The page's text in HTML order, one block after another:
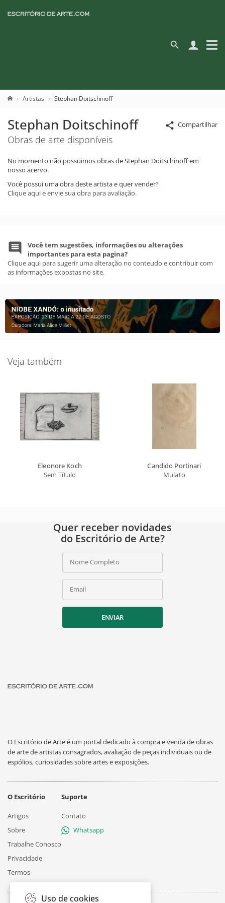
Artistas Stephan Doitschinoff
Compartilhar
Stephan Doitschinoff
Obras de arte disponíveis
No momento não possuimos obras de Stephan Doitschinoff em
nosso acervo.
Você possui uma obra deste artista e quer vender?
Clique aqui e envie sua obra para avaliação.
Você tem sugestões, informações ou alterações
importantes para esta pagina?
Clique aqui para sugerir uma alteração no conteudo e contribuir com
as informações expostas no site.
Veja também
Eleonore Koch
Sem Título
Candido Portinari
Mulato
Quer receber novidades
do Escritório de Arte?
Nome Completo
Email
ENVIAR
O Escritório de Arte é um portal dedicado à compra e venda de obras
de arte de artistas consagrados, avaliação de peças individuais ou de
espólios, curiosidades sobre artes e exposições.
O Escritório
Artigos
Sobre
Trabalhe Conosco
Privacidade
Termos
Suporte
Contato
Whatsapp
Uso de cookies